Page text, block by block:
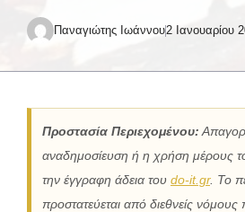
Παναγιώτης Ιωάννου2 Ιανουαρίου
Προστασία Περιεχομένου:
αναδημοσίευση ή η χρήση μέρους
την έγγραφη άδεια του do-it.gr. Το
προστατεύεται από διεθνείς νόμους